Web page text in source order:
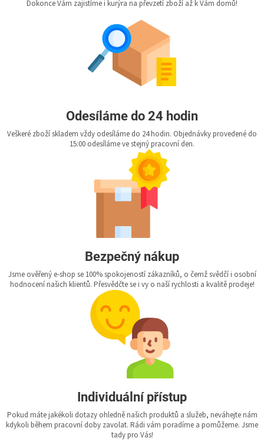
Dokonce Vám zajistíme i kurýra na převzetí zboží až k Vám domů!
Odesíláme do 24 hodin
Veškeré zboží skladem vždy odesíláme do 24 hodin. Objednávky provedené do
15:00 odesíláme ve stejný pracovní den.
Bezpečný nákup
Jsme ověřený e-shop se 100% spokojeností zákazníků, o čemž svědčí i osobní
hodnocení našich klientů. Přesvědčte se i vy o naší rychlosti a kvalitě prodeje!
Individuální přístup
Pokud máte jakékoli dotazy ohledně našich produktů a služeb, neváhejte nám
kdykoli během pracovní doby zavolat. Rádi vám poradíme a pomůžeme. Jsme
tady pro Vás!